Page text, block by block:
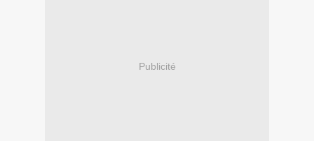
Publicité